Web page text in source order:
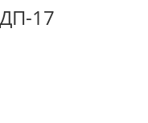
17